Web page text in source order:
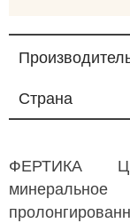
Страна
ФЕРТИКА